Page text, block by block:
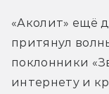
«Аколит» ещё
притянул
поклонники
интернету и